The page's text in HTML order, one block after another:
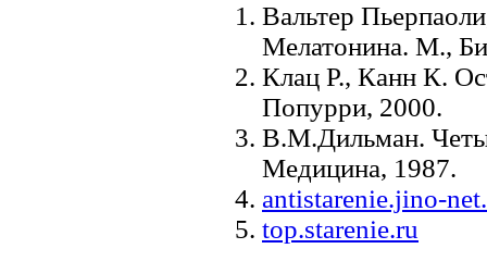
Вальтер
Мелатонина. М.,
Клац Р., Канн К.
Попурри, 2000.
В.М.Дильман.
Медицина, 1987.
antistarenie.jino-
top.starenie.ru